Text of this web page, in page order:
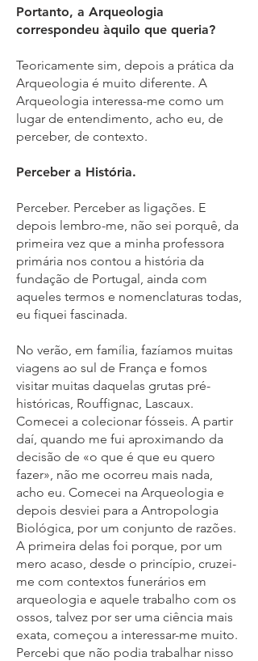
Portanto, a Arqueologia
correspondeu àquilo que queria?
Teoricamente sim, depois a prática da
Arqueologia é muito diferente. A
Arqueologia interessa-me como um
lugar de entendimento, acho eu, de
perceber, de contexto.
Perceber a História.
Perceber. Perceber as ligações. E
depois lembro-me, não sei porquê, da
primeira vez que a minha professora
primária nos contou a história da
fundação de Portugal, ainda com
aqueles termos e nomenclaturas todas,
eu fiquei fascinada.
No verão, em família, fazíamos muitas
viagens ao sul de França e fomos
visitar muitas daquelas grutas pré-
históricas, Rouffignac, Lascaux.
Comecei a colecionar fósseis. A partir
daí, quando me fui aproximando da
decisão de «o que é que eu quero
fazer», não me ocorreu mais nada,
acho eu. Comecei na Arqueologia e
depois desviei para a Antropologia
Biológica, por um conjunto de razões.
A primeira delas foi porque, por um
mero acaso, desde o princípio, cruzei-
me com contextos funerários em
arqueologia e aquele trabalho com os
ossos, talvez por ser uma ciência mais
exata, começou a interessar-me muito.
Percebi que não podia trabalhar nisso